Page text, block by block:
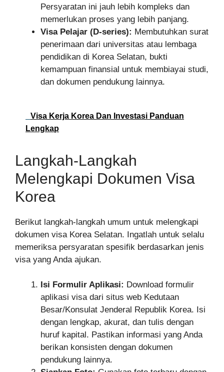
Persyaratan ini jauh lebih kompleks dan
memerlukan proses yang lebih panjang.
Visa Pelajar (D-series): Membutuhkan surat
penerimaan dari universitas atau lembaga
pendidikan di Korea Selatan, bukti
kemampuan finansial untuk membiayai studi,
dan dokumen pendukung lainnya.
Visa Kerja Korea Dan Investasi Panduan
Lengkap
Langkah-Langkah
Melengkapi Dokumen Visa
Korea
Berikut langkah-langkah umum untuk melengkapi
dokumen visa Korea Selatan. Ingatlah untuk selalu
memeriksa persyaratan spesifik berdasarkan jenis
visa yang Anda ajukan.
Isi Formulir Aplikasi: Download formulir
aplikasi visa dari situs web Kedutaan
Besar/Konsulat Jenderal Republik Korea. Isi
dengan lengkap, akurat, dan tulis dengan
huruf kapital. Pastikan informasi yang Anda
berikan konsisten dengan dokumen
pendukung lainnya.